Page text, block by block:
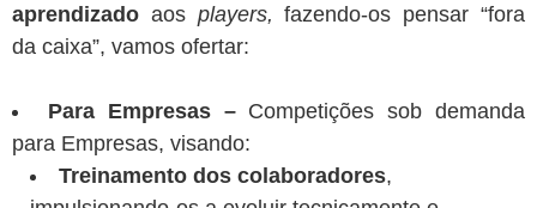
aprendizado aos players,fazendo-os pensar “fora
da caixa”, vamos ofertar:
Para Empresas –Competições sob demanda
para Empresas, visando:
Treinamento dos colaboradores,